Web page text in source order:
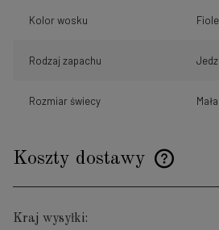
Kolor wosku
Rodzaj zapachu
Rozmiar świecy
Koszty dostawy
Cena nie zawiera ewentualnych kosztów
Kraj wysyłki: